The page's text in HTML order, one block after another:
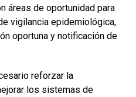
áreas de oportunidad para
vigilancia epidemiológica,
oportuna y notificación de
reforzar la
los sistemas de